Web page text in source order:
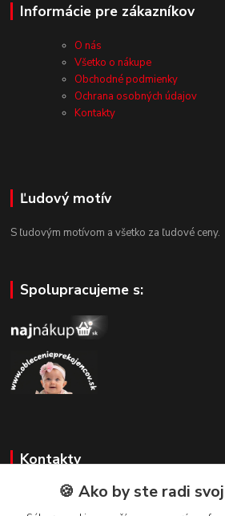
Informácie pre zákazníkov
O nás
Všetko o nákupe
Obchodné podmienky
Ochrana osobných údajov
Kontakty
Ľudový motív
S ľudovým motívom a všetko za ľudové ceny.
Spolupracujeme s:
Kontakty
Zákaznícka podpora
+421 908 479 200
🍪 Ako by ste radi